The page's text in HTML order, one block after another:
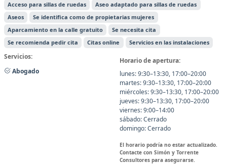
Acceso para sillas de ruedas
Aseo adaptado para sillas de ruedas
Aseos
Se identifica como de propietarias mujeres
Aparcamiento en la calle gratuito
Se necesita cita
Se recomienda pedir cita
Citas online Servicios en las instalaciones
Servicios:
Abogado
Horario de apertura:
lunes: 9:30–13:30, 17:00–20:00
martes: 9:30–13:30, 17:00–20:00
miércoles: 9:30–13:30, 17:00–20:00
jueves: 9:30–13:30, 17:00–20:00
viernes: 9:00–14:00
sábado: Cerrado
domingo: Cerrado
El horario podría no estar actualizado.
Contacte con Simón y Torrente
Consultores para asegurarse.